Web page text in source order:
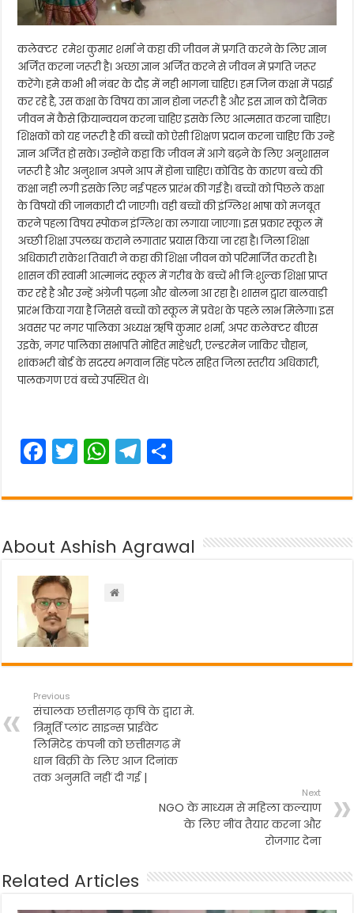
कलेक्टर रमेश कुमार शर्मा ने कहा की जीवन में प्रगति करने के लिए ज्ञान
अर्जित करना जरूरी है। अच्छा ज्ञान अर्जित करने से जीवन में प्रगति जरूर
करेंगे। हमे कभी भी नंबर के दौड़ में नही भागना चाहिए। हम जिन कक्षा में पढाई
कर रहे है, उस कक्षा के विषय का ज्ञान होना जरूरी है और इस ज्ञान को दैनिक
जीवन में कैसे क्रियान्वयन करना चाहिए इसके लिए आत्मसात करना चाहिए।
शिक्षकों को यह जरूरी है की बच्चों को ऐसी शिक्षण प्रदान करना चाहिए कि उन्हें
ज्ञान अर्जित हो सके। उन्होंने कहा कि जीवन में आगे बढ़ने के लिए अनुशासन
जरूरी है और अनुशान अपने आप में होना चाहिए। कोविड के कारण बच्चे की
कक्षा नही लगी इसके लिए नई पहल प्रारंभ की गई है। बच्चों को पिछले कक्षा
के विषयों की जानकारी दी जाएगी। वही बच्चों की इंग्लिश भाषा को मजबूत
करने पहला विषय स्पोकन इंग्लिश का लगाया जाएगा। इस प्रकार स्कूल में
अच्छी शिक्षा उपलब्ध कराने लगातार प्रयास किया जा रहा है। जिला शिक्षा
अधिकारी राकेश तिवारी ने कहा की शिक्षा जीवन को परिमार्जित करती है।
शासन की स्वामी आत्मानंद स्कूल में गरीब के बच्चें भी निःशुल्क शिक्षा प्राप्त
कर रहे है और उन्हें अंग्रेजी पढ़ना और बोलना आ रहा है। शासन द्वारा बालवाड़ी
प्रारंभ किया गया है जिससे बच्चों को स्कूल में प्रवेश के पहले लाभ मिलेगा। इस
अवसर पर नगर पालिका अध्यक्ष ऋषि कुमार शर्मा, अपर कलेक्टर बीएस
उइके, नगर पालिका सभापति मोहित माहेश्वरी, एल्डरमेन जाकिर चौहान,
शांकभरी बोर्ड के सदस्य भगवान सिंह पटेल सहित जिला स्तरीय अधिकारी,
पालकगण एवं बच्चे उपस्थित थे।
F
a
c
b
o
o
k
T
w
itt
W
h
a
A
p
T
el
e
a
ar
About Ashish Agrawal
Previous
संचालक छत्तीसगढ़ कृषि के द्वारा मे.
त्रिमूर्ति प्लांट साइन्स प्राईवेट
लिमिटेड कंपनी को छत्तीसगढ़ में
धान बिक्री के लिए आज दिनांक
तक अनुमति नहीं दी गई |
Next
NGO के माध्यम से महिला कल्याण
के लिए नींव तैयार करना और
रोजगार देना
Related Articles